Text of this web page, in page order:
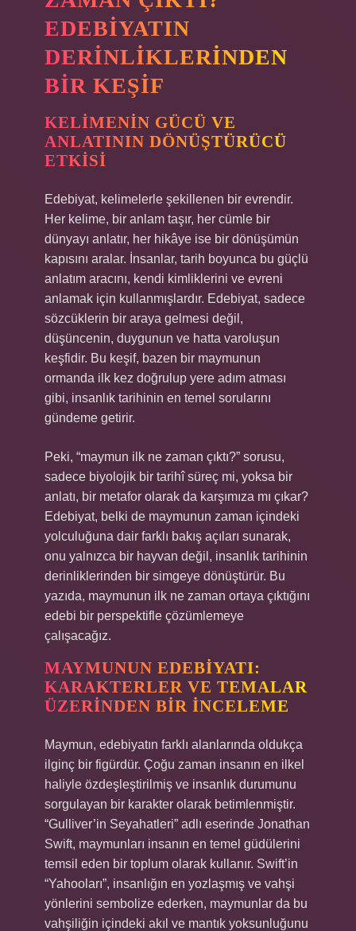
EDEBIYATIN
DERINLIKLERINDEN
BIR KEŞIF
KELIMENIN GÜCÜ VE
ANLATININ DÖNÜŞTÜRÜCÜ
ETKISI
Edebiyat, kelimelerle şekillenen bir evrendir.
Her kelime, bir anlam taşır, her cümle bir
dünyayı anlatır, her hikâye ise bir dönüşümün
kapısını aralar. İnsanlar, tarih boyunca bu güçlü
anlatım aracını, kendi kimliklerini ve evreni
anlamak için kullanmışlardır. Edebiyat, sadece
sözcüklerin bir araya gelmesi değil,
düşüncenin, duygunun ve hatta varoluşun
keşfidir. Bu keşif, bazen bir maymunun
ormanda ilk kez doğrulup yere adım atması
gibi, insanlık tarihinin en temel sorularını
gündeme getirir.
Peki, “maymun ilk ne zaman çıktı?” sorusu,
sadece biyolojik bir tarihî süreç mi, yoksa bir
anlatı, bir metafor olarak da karşımıza mı çıkar?
Edebiyat, belki de maymunun zaman içindeki
yolculuğuna dair farklı bakış açıları sunarak,
onu yalnızca bir hayvan değil, insanlık tarihinin
derinliklerinden bir simgeye dönüştürür. Bu
yazıda, maymunun ilk ne zaman ortaya çıktığını
edebi bir perspektifle çözümlemeye
çalışacağız.
MAYMUNUN EDEBIYATI:
KARAKTERLER VE TEMALAR
ÜZERINDEN BIR İNCELEME
Maymun, edebiyatın farklı alanlarında oldukça
ilginç bir figürdür. Çoğu zaman insanın en ilkel
haliyle özdeşleştirilmiş ve insanlık durumunu
sorgulayan bir karakter olarak betimlenmiştir.
“Gulliver’in Seyahatleri” adlı eserinde Jonathan
Swift, maymunları insanın en temel güdülerini
temsil eden bir toplum olarak kullanır. Swift’in
“Yahooları”, insanlığın en yozlaşmış ve vahşi
yönlerini sembolize ederken, maymunlar da bu
vahşiliğin içindeki akıl ve mantık yoksunluğunu